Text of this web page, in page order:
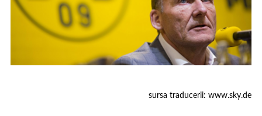
sursa traducerii:www.sky.de